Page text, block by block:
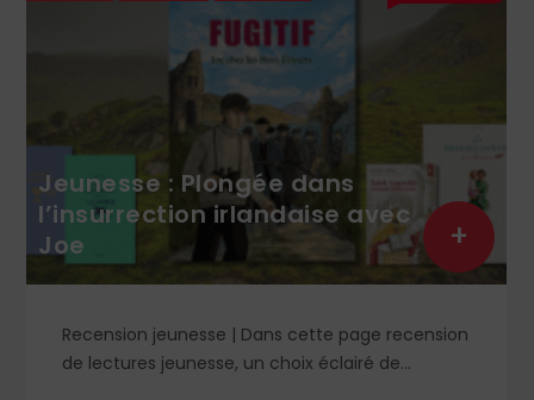
Jeunesse : Plongée dans
l’insurrection irlandaise avec
Joe
Recension jeunesse | Dans cette page recension
de lectures jeunesse, un choix éclairé de
+